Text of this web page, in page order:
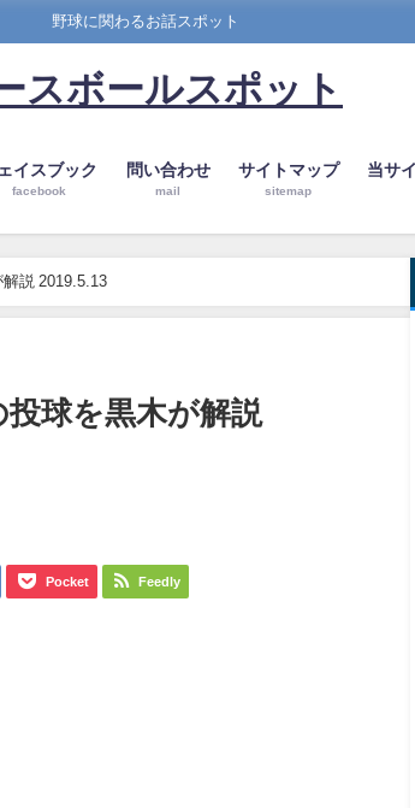
野球に関わるお話スポット
スボールスポット
イスブック
facebook
問い合わせ
mail
サイトマップ
sitemap
当サ
説 2019.5.13
球を黒木が解説
Pocket Feedly